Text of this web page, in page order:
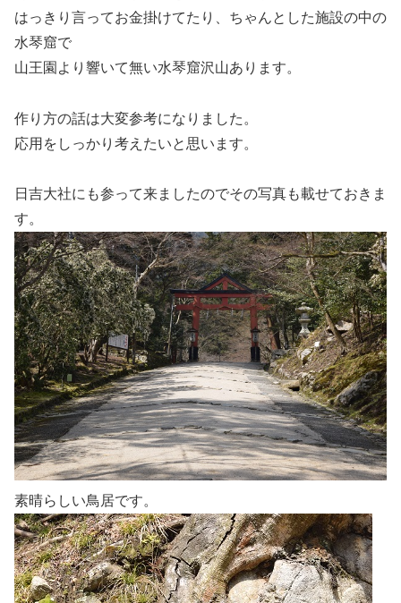
はっきり言ってお金掛けてたり、ちゃんとした施設の中の
水琴窟で
山王園より響いて無い水琴窟沢山あります。
作り方の話は大変参考になりました。
応用をしっかり考えたいと思います。
日吉大社にも参って来ましたのでその写真も載せておきま
す。
素晴らしい鳥居です。